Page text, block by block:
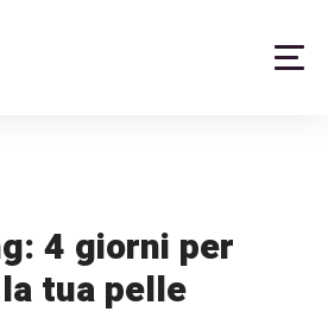
4 giorni per
tua pelle